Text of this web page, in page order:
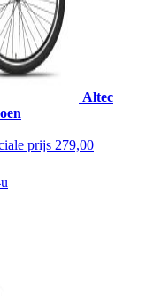
Altec
prijs 279,00